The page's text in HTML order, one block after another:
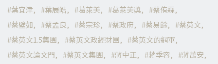
葉宜津
葉展皓 葛萊美 葛萊美獎
蔡侑霖
蔡壁如
蔡孟良 蔡宗珍 蔡政府 蔡易餘
蔡英文
蔡英文1.5集團
蔡英文政經財團
蔡英文的網軍
蔡英文論文門
蔡英文集團 蔣中正 蔣季容
蔣萬安